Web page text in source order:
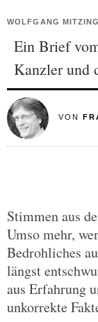
WOLFGANG
Ein Brief
Kanzler und
VON
Stimmen aus
Umso mehr,
Bedrohliches
längst
aus Erfahrung
unkorrekte